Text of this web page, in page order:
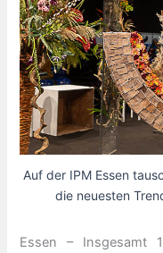
Auf der IPM Essen
die neuesten
Essen – Insgesamt